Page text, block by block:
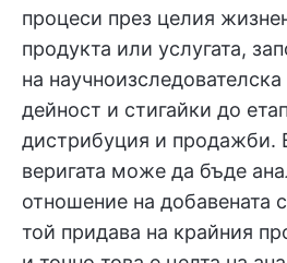
процеси през целия
продукта или услугата,
на
дейност и стигайки до
дистрибуция и продажби.
веригата може да бъде
отношение на добавената
той придава на крайния